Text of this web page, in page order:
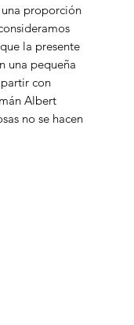
proporción
la presente
una pequeña
con
Albert
no se hacen